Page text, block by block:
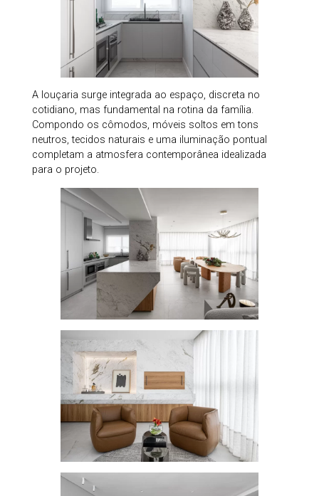
A louçaria surge integrada ao espaço, discreta no
cotidiano, mas fundamental na rotina da família.
Compondo os cômodos, móveis soltos em tons
neutros, tecidos naturais e uma iluminação pontual
completam a atmosfera contemporânea idealizada
para o projeto.